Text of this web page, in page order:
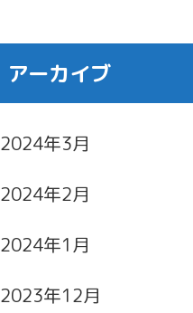
アーカイブ
2024年3月
2024年2月
2024年1月
2023年12月